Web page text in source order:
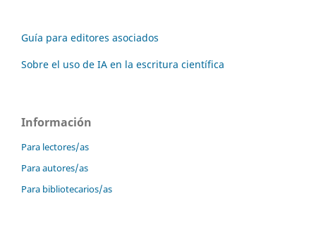
Guía para editores asociados
Sobre el uso de IA en la escritura científica
Información
Para lectores/as
Para autores/as
Para bibliotecarios/as